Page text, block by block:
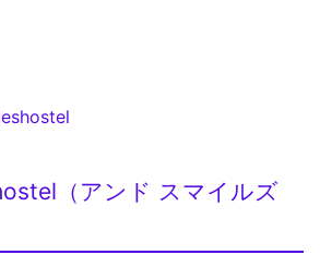
（アンド スマイルズ